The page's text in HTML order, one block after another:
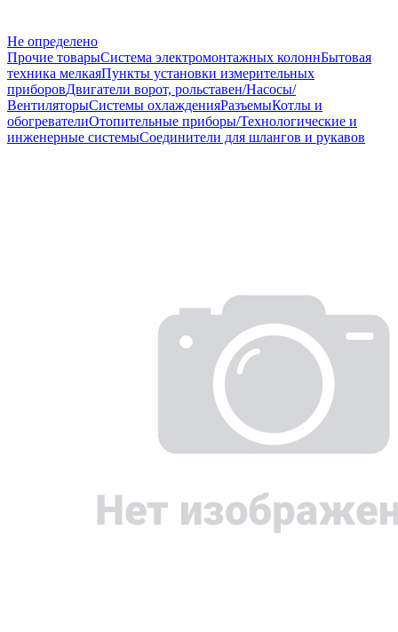
Не определено
Прочие товарыСистема электромонтажных колоннБытовая
техника мелкаяПункты установки измерительных
приборовДвигатели ворот, рольставен/Насосы/
ВентиляторыСистемы охлажденияРазъемыКотлы и
обогревателиОтопительные приборы/Технологические и
инженерные системыСоединители для шлангов и рукавов